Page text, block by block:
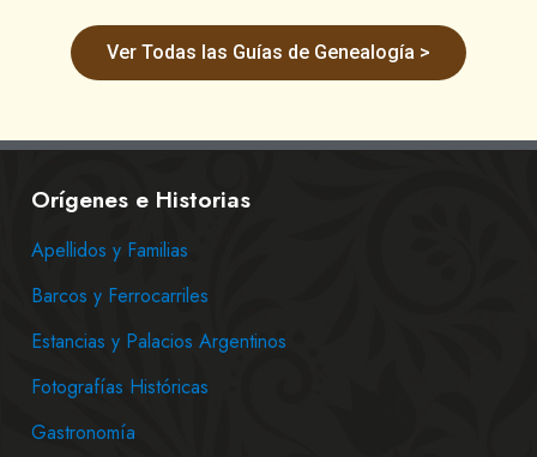
Ver Todas las Guías de Genealogía >
Orígenes e Historias
Apellidos y Familias
Barcos y Ferrocarriles
Estancias y Palacios Argentinos
Fotografías Históricas
Gastronomía